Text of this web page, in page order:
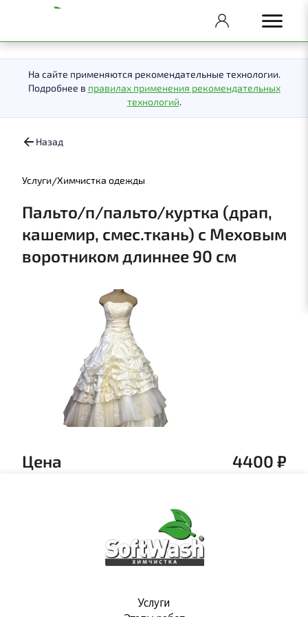
На сайте применяются рекомендательные технологии.
Подробнее в правилах применения рекомендательных
технологий.
Назад
Услуги/Химчистка одежды
Пальто/п/пальто/куртка (драп,
кашемир, смес.ткань) с Меховым
воротником длиннее 90 см
Цена 4400 ₽
Услуги